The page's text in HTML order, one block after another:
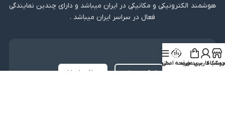
هوشمند الکترونیکی و مکانیکی در ایران میباشد و دارای چندین نمایندگی
فعال در سراسر ایران میباشد .
دریافت اپلیکیشن
لینک مستقیم دریافت از بازار
حساب کاربری من
سبد خریدصفحه اصلی
منو